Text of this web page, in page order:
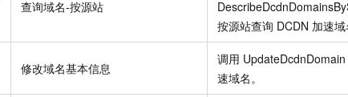
查询域名-按源站
按源站查询 DCDN 加速域
修改域名基本信息
调用 UpdateDcdnDomain
速域名。